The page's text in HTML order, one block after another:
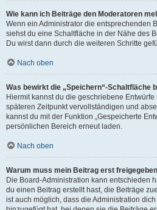
Wie kann ich Beiträge den Moderatoren
Wenn ein Administrator die entsprechenden
siehst du eine Schaltfläche in der Nähe des
Du wirst dann durch die weiteren Schritte
Nach oben
Was bewirkt die „Speichern“-Schaltfläche
Hiermit kannst du die geschriebene
späteren Zeitpunkt vervollständigen und
kannst du mit der Funktion „Gespeicherte
persönlichen Bereich erneut laden.
Nach oben
Warum muss mein Beitrag erst
Die Board-Administration kann entschieden
du einen Beitrag erstellt hast, die Beiträge
ist auch möglich, dass die Administration